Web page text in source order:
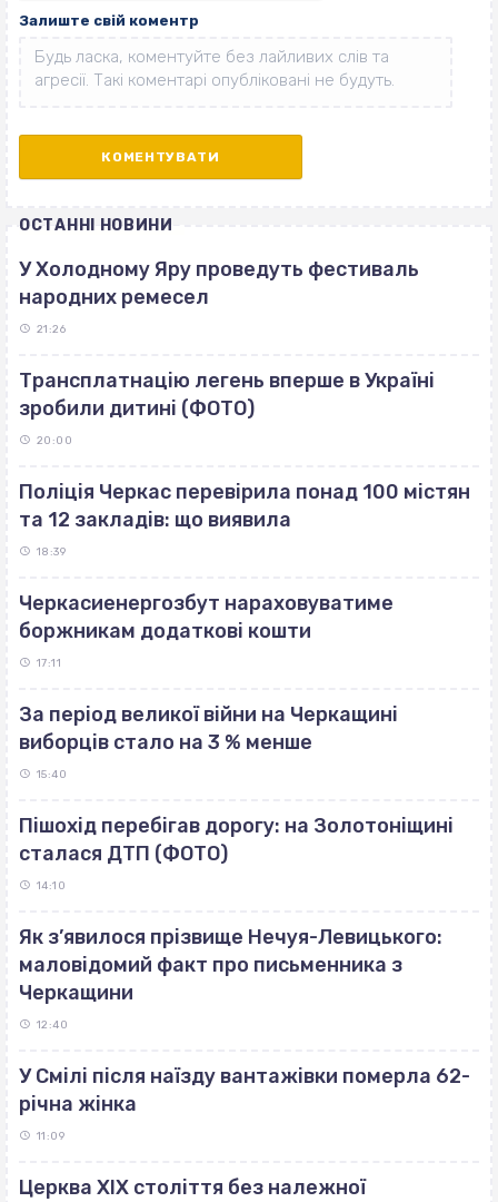
Залиште свій коментр
ОСТАННІ НОВИНИ
У Холодному Яру проведуть фестиваль
народних ремесел
21:26
Трансплатнацію легень вперше в Україні
зробили дитині (ФОТО)
20:00
Поліція Черкас перевірила понад 100 містян
та 12 закладів: що виявила
18:39
Черкасиенергозбут нараховуватиме
боржникам додаткові кошти
17:11
За період великої війни на Черкащині
виборців стало на 3 % менше
15:40
Пішохід перебігав дорогу: на Золотоніщині
сталася ДТП (ФОТО)
14:10
Як з’явилося прізвище Нечуя-Левицького:
маловідомий факт про письменника з
Черкащини
12:40
У Смілі після наїзду вантажівки померла 62-
річна жінка
11:09
Церква ХІХ століття без належної